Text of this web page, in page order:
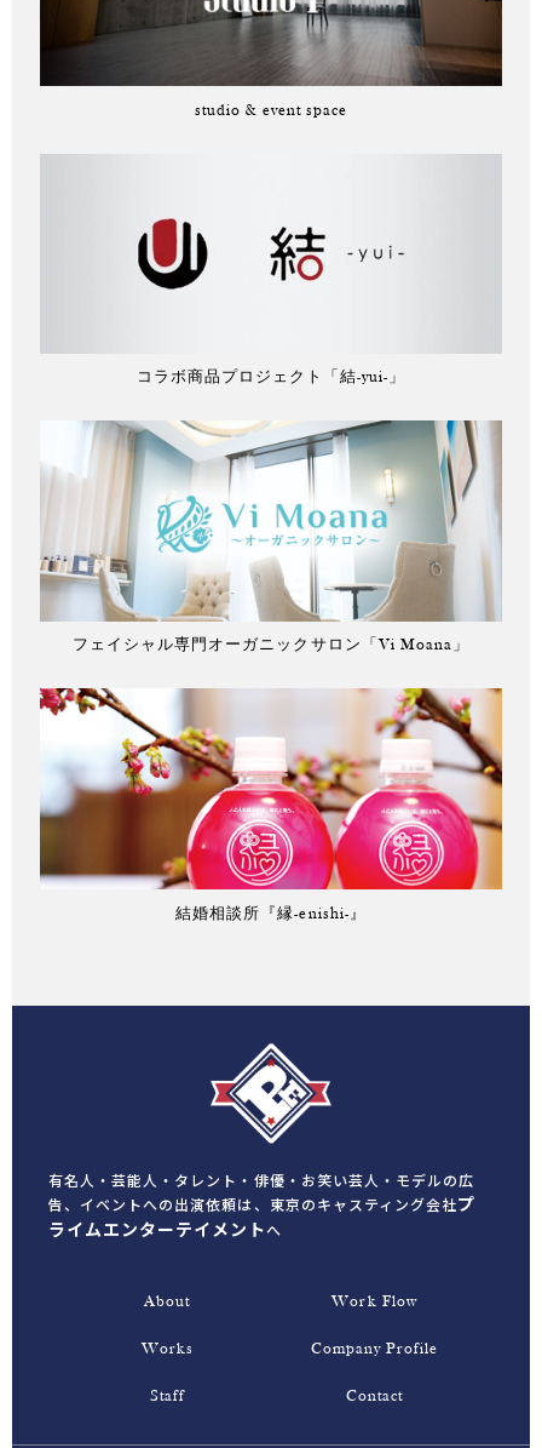
studio & event space
コラボ商品プロジェクト「結-yui-」
フェイシャル専門オーガニックサロン「Vi Moana」
結婚相談所『縁-enishi-』
有名人・芸能人・タレント・俳優・お笑い芸人・モデルの広
告、イベントへの出演依頼は、 東京のキャスティング会社プ
ライムエンターテイメントへ
About Work Flow
Works Company Profile
Staff Contact